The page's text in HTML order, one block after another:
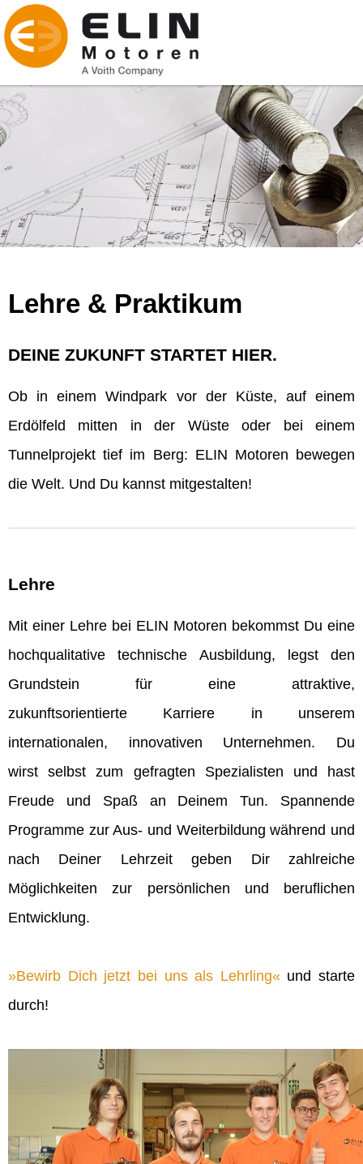
Lehre & Praktikum
DEINE ZUKUNFT STARTET HIER.
Ob in einem Windpark vor der Küste, auf einem
Erdölfeld mitten in der Wüste oder bei einem
Tunnelprojekt tief im Berg: ELIN Motoren bewegen
die Welt. Und Du kannst mitgestalten!
Lehre
Mit einer Lehre bei ELIN Motoren bekommst Du eine
hochqualitative technische Ausbildung, legst den
Grundstein für eine attraktive,
zukunftsorientierte Karriere in unserem
internationalen, innovativen Unternehmen. Du
wirst selbst zum gefragten Spezialisten und hast
Freude und Spaß an Deinem Tun. Spannende
Programme zur Aus- und Weiterbildung während und
nach Deiner Lehrzeit geben Dir zahlreiche
Möglichkeiten zur persönlichen und beruflichen
Entwicklung.
Bewirb Dich jetzt bei uns als Lehrling und starte
durch!